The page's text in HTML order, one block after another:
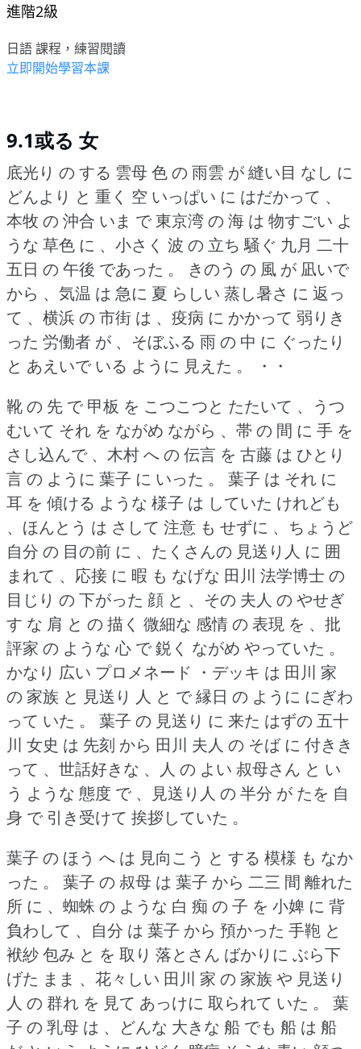
進階2級
日語 課程，練習閱讀
立即開始學習本課
9.1或る 女
底光り の する 雲母 色 の 雨雲 が 縫い目 なし に
どんより と 重く 空 いっぱい に はだかって 、
本牧 の 沖合 いま で 東京湾 の 海 は 物すごい よ
うな 草色 に 、小さく 波 の 立ち 騒ぐ 九月 二十
五日 の 午後 であった 。
きのう の 風 が 凪いで
から 、気温 は 急に 夏 らしい 蒸し暑さ に 返っ
て 、横浜 の 市街 は 、疫病 に かかって 弱りき
った 労働者 が 、そぼふる 雨 の 中 に ぐったり
と あえいで いる ように 見えた 。
・・
靴 の 先 で 甲板 を こつこつと たたいて 、うつ
むいて それ を ながめ ながら 、帯 の 間 に 手 を
さし込んで 、木村 へ の 伝言 を 古藤 は ひとり
言 の ように 葉子 に いった 。
葉子 は それ に
耳 を 傾ける ような 様子 は していた けれども
、ほんとう は さして 注意 も せずに 、ちょうど
自分 の 目の前 に 、たくさんの 見送り人 に 囲
まれて 、応接 に 暇 も なげな 田川 法学博士 の
目じり の 下がった 顔 と 、その 夫人 の やせぎ
す な 肩 と の 描く 微細な 感情 の 表現 を 、批
評家 の ような 心 で 鋭く ながめ やっていた 。
かなり 広い プロメネード ・デッキ は 田川 家
の 家族 と 見送り 人 と で 縁日 の ように にぎわ
って いた 。
葉子 の 見送り に 来た はずの 五十
川 女史 は 先刻 から 田川 夫人 の そば に 付きき
って 、世話好きな 、人 の よい 叔母さん と い
う ような 態度 で 、見送り人 の 半分 が たを 自
身 で 引き受けて 挨拶していた 。
葉子 の ほう へ は 見向こう と する 模様 も なか
った 。
葉子 の 叔母 は 葉子 から 二三 間 離れた
所 に 、蜘蛛 の ような 白 痴 の 子 を 小婢 に 背
負わして 、自分 は 葉子 から 預かった 手鞄 と
袱紗 包み と を 取り 落とさん ばかりに ぶら下
げた まま 、花々しい 田川 家 の 家族 や 見送り
人 の 群れ を 見て あっけに 取られて いた 。
葉
子 の 乳母 は 、どんな 大きな 船 でも 船 は 船